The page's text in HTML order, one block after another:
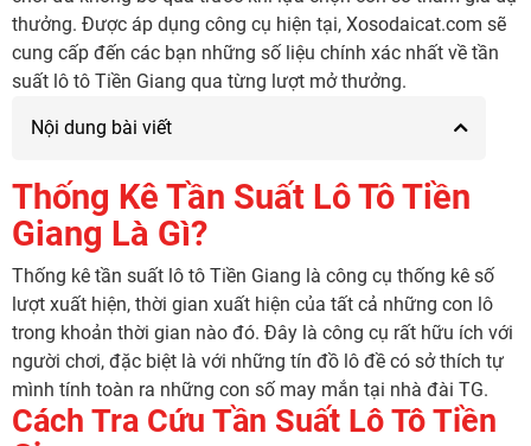
thưởng. Được áp dụng công cụ hiện tại, Xosodaicat.com sẽ
cung cấp đến các bạn những số liệu chính xác nhất về tần
suất lô tô Tiền Giang qua từng lượt mở thưởng.
Nội dung bài viết
Thống Kê Tần Suất Lô Tô Tiền
Giang Là Gì?
Thống kê tần suất lô tô Tiền Giang là công cụ thống kê số
lượt xuất hiện, thời gian xuất hiện của tất cả những con lô
trong khoản thời gian nào đó. Đây là công cụ rất hữu ích với
người chơi, đặc biệt là với những tín đồ lô đề có sở thích tự
mình tính toàn ra những con số may mắn tại nhà đài TG.
Cách Tra Cứu Tần Suất Lô Tô Tiền